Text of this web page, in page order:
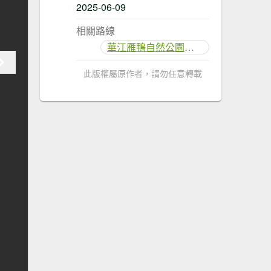
2025-06-09
相關路線
華江雁鴨自然公園步道
此版權屬原作者，請勿任意轉載